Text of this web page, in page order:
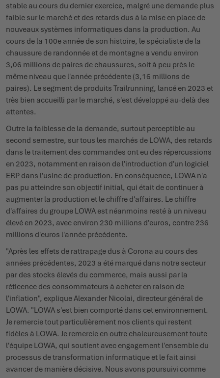
stable au cours du dernier exercice, malgré une demande plus
faible sur le marché et des retards dus à la mise en place de
nouveaux systèmes informatiques dans la production. Au
cours de la 100e année de son histoire, le spécialiste de la
chaussure de randonnée et de montagne a vendu environ
3,06 millions de paires de chaussures, soit à peu près le
même niveau que l'année précédente (3,16 millions de
paires). Le segment de produits Trailrunning, lancé en 2023 et
très bien accueilli par le marché, s'est développé au-delà des
attentes.
Outre la faiblesse de la demande, surtout perceptible au
second semestre, sur tous les marchés de LOWA, des retards
dans le traitement des commandes ont eu des répercussions
en 2023, notamment en raison de l'introduction d'un logiciel
ERP dans l'usine de production. En conséquence, LOWA n'a
pas pu atteindre son objectif initial, qui était de continuer à
augmenter la production et le chiffre d'affaires. Le chiffre
d'affaires du groupe LOWA est néanmoins resté à un niveau
élevé en 2023, avec environ 230 millions d'euros, contre 236
millions d'euros l'année précédente.
"Après les effets de rattrapage dus à Corona au cours des
années précédentes, 2023 a été marqué dans notre secteur
par des stocks élevés du commerce, mais aussi par la
réticence des consommateurs à acheter en raison de
l'inflation", explique Alexander Nicolai, directeur général de
LOWA. "LOWA s'est bien comporté dans cet environnement.
Je remercie tout particulièrement nos clients qui restent
fidèles à LOWA. Je remercie en outre chaleureusement toute
l'équipe LOWA, qui soutient avec engagement l'ensemble du
processus de transformation informatique et le fait ainsi
avancer de manière décisive. Nous avons poursuivi comme